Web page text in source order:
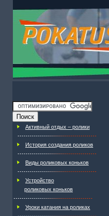
Активный отдых – ролики
История создания роликов
Виды роликовых коньков
Устройство
роликовых коньков
Уроки катания на роликах